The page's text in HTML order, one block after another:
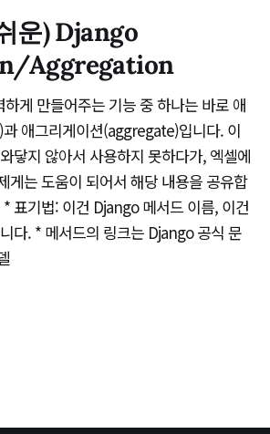
운) Django
Aggregation
게 만들어주는 기능 중 하나는 바로 애
애그리게이션(aggregate)입니다. 이
닿지 않아서 사용하지 못하다가, 엑셀에
게는 도움이 되어서 해당 내용을 공유합
표기법: 이건 Django 메서드 이름, 이건
다. * 메서드의 링크는 Django 공식 문